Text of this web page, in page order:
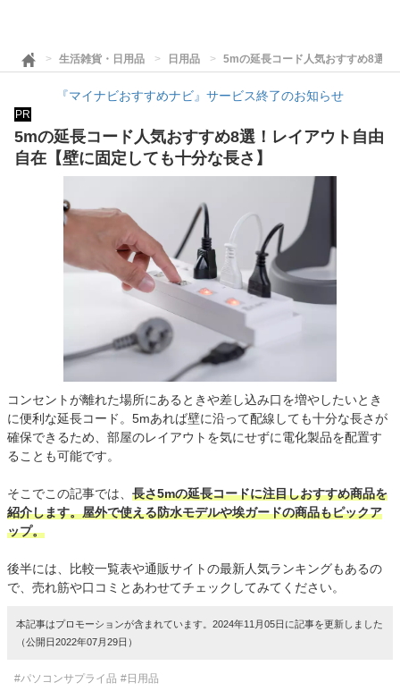
生活雑貨・日用品 日用品 5mの延長コード人気おすすめ8選
『マイナビおすすめナビ』サービス終了のお知らせ
PR
5mの延長コード人気おすすめ8選！レイアウト自由
自在【壁に固定しても十分な長さ】
コンセントが離れた場所にあるときや差し込み口を増やしたいとき
に便利な延長コード。5mあれば壁に沿って配線しても十分な長さが
確保できるため、部屋のレイアウトを気にせずに電化製品を配置す
ることも可能です。
そこでこの記事では、 長さ5mの延長コードに注目しおすすめ商品を
紹介します。屋外で使える防水モデルや埃ガードの商品もピックア
ップ。
後半には、比較一覧表や通販サイトの最新人気ランキングもあるの
で、売れ筋や口コミとあわせてチェックしてみてください。
本記事はプロモーションが含まれています。2024年11月05日に記事を更新しました
（公開日2022年07月29日）
#パソコンサプライ品 #日用品